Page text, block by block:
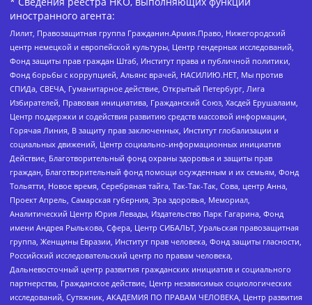
иностранного агента:
Лилит, Правозащитная группа Гражданин.Армия.Право, Нижегородский
центр немецкой и европейской культуры, Центр гендерных исследований,
Фонд защиты прав граждан Штаб, Институт права и публичной политики,
Фонд борьбы с коррупцией, Альянс врачей, НАСИЛИЮ.НЕТ, Мы против
СПИДа, СВЕЧА, Гуманитарное действие, Открытый Петербург, Лига
Избирателей, Правовая инициатива, Гражданский Союз, Хасдей Ерушалаим,
Центр поддержки и содействия развитию средств массовой информации,
Горячая Линия, В защиту прав заключенных, Институт глобализации и
социальных движений, Центр социально-информационных инициатив
Действие, Благотворительный фонд охраны здоровья и защиты прав
граждан, Благотворительный фонд помощи осужденным и их семьям, Фонд
Тольятти, Новое время, Серебряная тайга, Так-Так-Так, Сова, центр Анна,
Проект Апрель, Самарская губерния, Эра здоровья, Мемориал,
Аналитический Центр Юрия Левады, Издательство Парк Гагарина, Фонд
имени Андрея Рылькова, Сфера, Центр СИБАЛЬТ, Уральская правозащитная
группа, Женщины Евразии, Институт прав человека, Фонд защиты гласности,
Российский исследовательский центр по правам человека,
Дальневосточный центр развития гражданских инициатив и социального
партнерства, Гражданское действие, Центр независимых социологических
исследований, Сутяжник, АКАДЕМИЯ ПО ПРАВАМ ЧЕЛОВЕКА, Центр развития